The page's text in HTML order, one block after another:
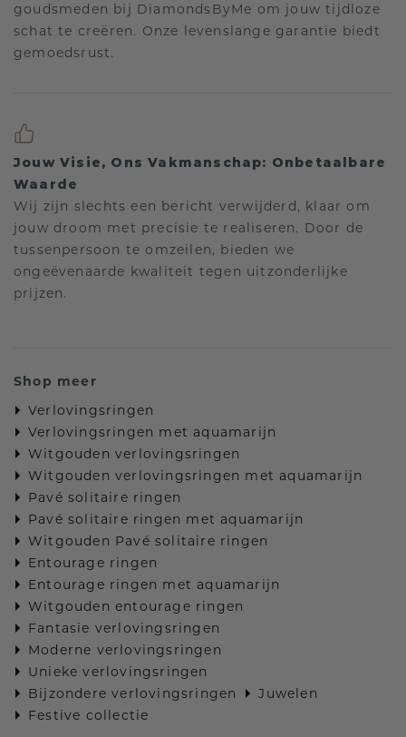
goudsmeden bij DiamondsByMe om jouw tijdloze
schat te creëren. Onze levenslange garantie biedt
gemoedsrust.
Jouw Visie, Ons Vakmanschap: Onbetaalbare
Waarde
Wij zijn slechts een bericht verwijderd, klaar om
jouw droom met precisie te realiseren. Door de
tussenpersoon te omzeilen, bieden we
ongeëvenaarde kwaliteit tegen uitzonderlijke
prijzen.
Shop meer
Verlovingsringen
Verlovingsringen met aquamarijn
Witgouden verlovingsringen
Witgouden verlovingsringen met aquamarijn
Pavé solitaire ringen
Pavé solitaire ringen met aquamarijn
Witgouden Pavé solitaire ringen
Entourage ringen
Entourage ringen met aquamarijn
Witgouden entourage ringen
Fantasie verlovingsringen
Moderne verlovingsringen
Unieke verlovingsringen
Bijzondere verlovingsringen
Juwelen
Festive collectie